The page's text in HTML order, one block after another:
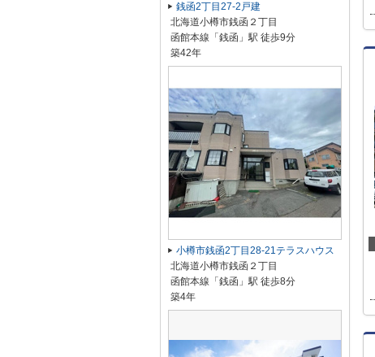
銭函2丁目27-2戸建
北海道小樽市銭函２丁目
函館本線「銭函」駅 徒歩9分
築42年
小樽市銭函2丁目28-21テラスハウス
北海道小樽市銭函２丁目
函館本線「銭函」駅 徒歩8分
築4年